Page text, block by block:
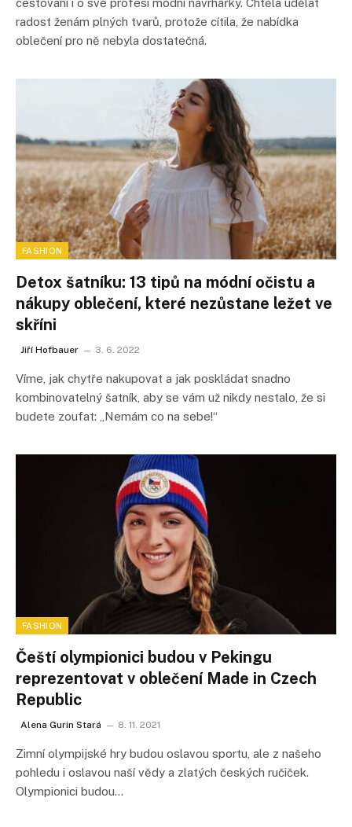
cestování i o své profesi módní návrhářky. Chtěla udělat
radost ženám plných tvarů, protože cítila, že nabídka
oblečení pro ně nebyla dostatečná.
FASHION
Detox šatníku: 13 tipů na módní očistu a
nákupy oblečení, které nezůstane ležet ve
skříni
Jiří Hofbauer 3. 6. 2022
Víme, jak chytře nakupovat a jak poskládat snadno
kombinovatelný šatník, aby se vám už nikdy nestalo, že si
budete zoufat: „Nemám co na sebe!“
FASHION
Čeští olympionici budou v Pekingu
reprezentovat v oblečení Made in Czech
Republic
Alena Gurin Stará 8. 11. 2021
Zimní olympijské hry budou oslavou sportu, ale z našeho
pohledu i oslavou naší vědy a zlatých českých ručiček.
Olympionici budou…